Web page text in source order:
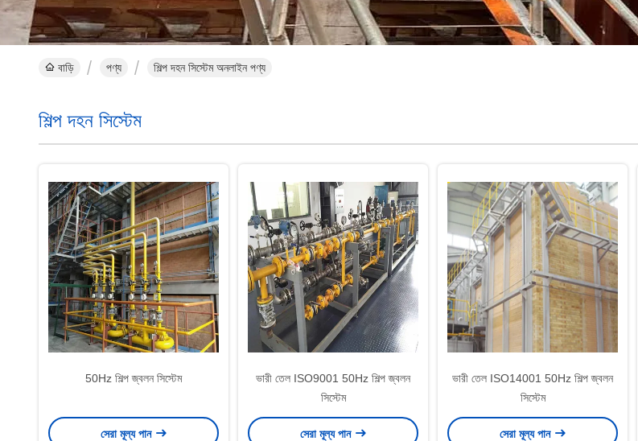
বাড়ি পণ্য শিল্প দহন সিস্টেম অনলাইন পণ্য
শিল্প দহন সিস্টেম
50Hz শিল্প জ্বলন সিস্টেম
সেরা মূল্য পান
ভারী তেল ISO9001 50Hz শিল্প জ্বলন
সিস্টেম
সেরা মূল্য পান
ভারী তেল ISO14001 50Hz শিল্প জ্বলন
সিস্টেম
সেরা মূল্য পান